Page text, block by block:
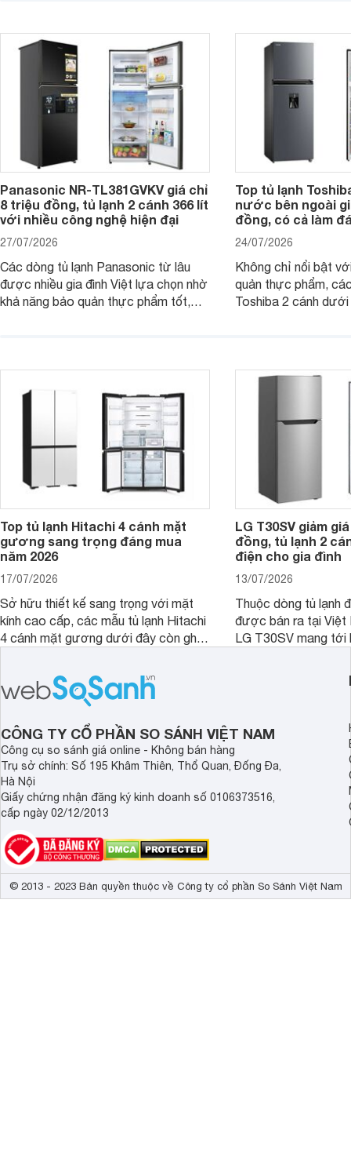
nhiều công nghệ.
Panasonic NR-TL381GVKV giá chỉ
8 triệu đồng, tủ lạnh 2 cánh 366 lít
với nhiều công nghệ hiện đại
27/07/2026
Các dòng tủ lạnh Panasonic từ lâu
được nhiều gia đình Việt lựa chọn nhờ
khả năng bảo quản thực phẩm tốt,
phân khúc khiến không ít người dùng
phải cân nhắc. Trên thị trường hiện
Top tủ lạnh
nước bên ngoài
đồng, có cả làm
24/07/2026
Không chỉ nổi bật
quản thực phẩm,
Toshiba 2 cánh
Top tủ lạnh Hitachi 4 cánh mặt
gương sang trọng đáng mua
năm 2026
17/07/2026
Sở hữu thiết kế sang trọng với mặt
kính cao cấp, các mẫu tủ lạnh Hitachi
4 cánh mặt gương dưới đây còn ghi
công nghệ bảo quản hiện đại, đáp ứng
tốt nhu cầu lưu trữ thực phẩm của gia
LG T30SV giảm
đồng, tủ lạnh 2
điện cho gia đình
13/07/2026
Thuộc dòng tủ lạnh
được bán ra tại Việt
LG T30SV mang tới
mức giá bán dễ
nhiều khách hàng
CÔNG TY CỔ PHẦN SO SÁNH VIỆT NAM
Công cụ so sánh giá online - Không bán hàng
Trụ sở chính: Số 195 Khâm Thiên, Thổ Quan, Đống Đa,
Hà Nội
Giấy chứng nhận đăng ký kinh doanh số 0106373516,
cấp ngày 02/12/2013
© 2013 - 2023 Bản quyền thuộc về Công ty cổ phần So Sánh Việt Nam